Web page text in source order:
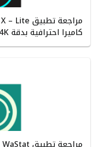
كاميرا احترافية بدقة 4K